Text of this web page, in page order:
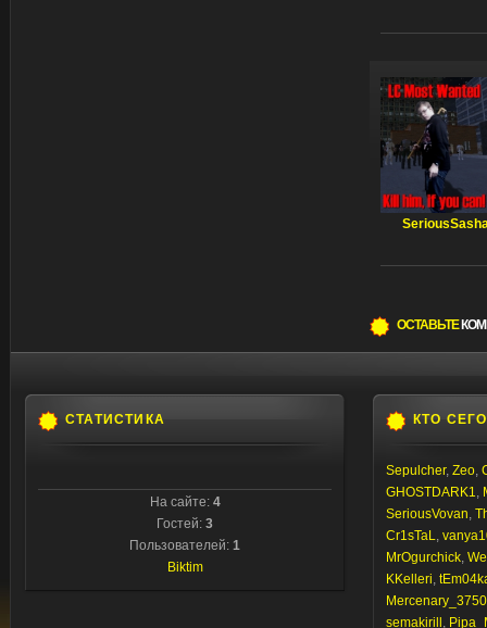
ОСТАВЬТЕ
СТАТИСТИКА
На сайте: 4
Гостей: 3
Пользователей: 1
Biktim
КТО
Sepulcher, Zeo,
GHOSTDARK1,
SeriousVovan,
Cr1sTaL,
MrOgurchick,
KKelleri,
Mercenary_3750
semakirill ,